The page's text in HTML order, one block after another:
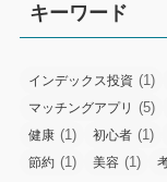
キーワード
インデックス投資 (1)
マッチングアプリ (5)
健康 (1) 初心者 (1)
節約 (1) 美容 (1)